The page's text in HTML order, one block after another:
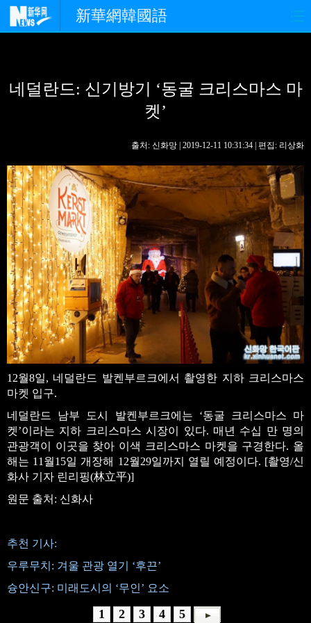
新華網韓國語
경제 사회 포토
핫 TV
생생 중국어
네덜란드: 신기방기 ‘동굴 크리스마스 마
켓’
출처: 신화망 | 2019-12-11 10:31:34 | 편집: 리상화
12월8일, 네덜란드 발켄부르크에서 촬영한 지하 크리스마스
마켓 입구.
네덜란드 남부 도시 발켄부르크에는 ‘동굴 크리스마스 마
켓’이라는 지하 크리스마스 시장이 있다. 매년 수십 만 명의
관광객이 이곳을 찾아 이색 크리스마스 마켓을 구경한다. 올
해는 11월15일 개장해 12월29일까지 열릴 예정이다. [촬영/신
화사 기자 린리핑(林立平)]
원문 출처: 신화사
추천 기사:
우루무치: 겨울 관광 열기 ‘후끈’
슝안신구: 미래도시의 ‘무인’ 요소
1 2 3 4 5